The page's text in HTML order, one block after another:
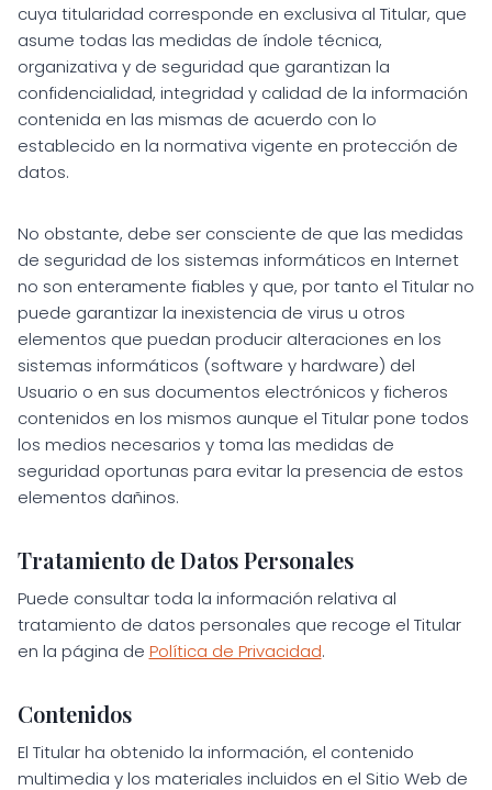
cuya titularidad corresponde en exclusiva al Titular, que
asume todas las medidas de índole técnica,
organizativa y de seguridad que garantizan la
confidencialidad, integridad y calidad de la información
contenida en las mismas de acuerdo con lo
establecido en la normativa vigente en protección de
datos.
No obstante, debe ser consciente de que las medidas
de seguridad de los sistemas informáticos en Internet
no son enteramente fiables y que, por tanto el Titular no
puede garantizar la inexistencia de virus u otros
elementos que puedan producir alteraciones en los
sistemas informáticos (software y hardware) del
Usuario o en sus documentos electrónicos y ficheros
contenidos en los mismos aunque el Titular pone todos
los medios necesarios y toma las medidas de
seguridad oportunas para evitar la presencia de estos
elementos dañinos.
Tratamiento de Datos Personales
Puede consultar toda la información relativa al
tratamiento de datos personales que recoge el Titular
en la página de Política de Privacidad.
Contenidos
El Titular ha obtenido la información, el contenido
multimedia y los materiales incluidos en el Sitio Web de